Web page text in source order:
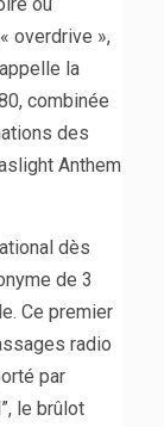
overdrive »,
la
combinée
des
Anthem
dès
de 3
Ce premier
radio
par
le brûlot